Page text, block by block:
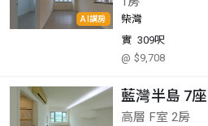
AI講房
柴灣
實 309呎
@ $9,708
藍灣半島 7座
高層 F室 2房